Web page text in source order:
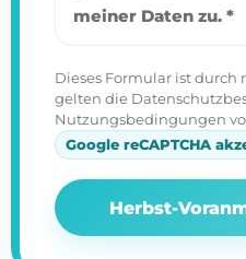
meiner Daten zu. *
Dieses Formular ist durch
gelten die
Nutzungsbedingungen
Google reCAPTCHA
Herbst-